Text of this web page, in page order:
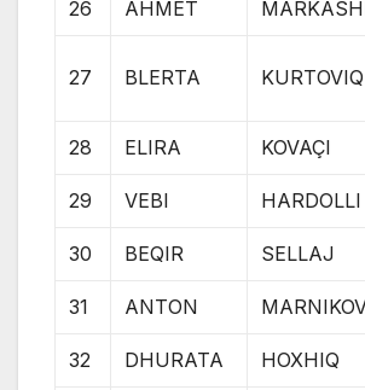
26 AHMET
27 BLERTA KURTOVIQ
28 ELIRA KOVAÇI
29 VEBI HARDOLLI
30 BEQIR SELLAJ
31 ANTON
32 DHURATA HOXHIQ